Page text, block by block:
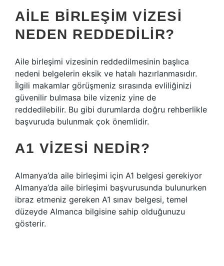
AILE BIRLEŞIM VIZESI
NEDEN REDDEDILIR?
Aile birleşimi vizesinin reddedilmesinin başlıca
nedeni belgelerin eksik ve hatalı hazırlanmasıdır.
İlgili makamlar görüşmeniz sırasında evliliğinizi
güvenilir bulmasa bile vizeniz yine de
reddedilebilir. Bu gibi durumlarda doğru rehberlikle
başvuruda bulunmak çok önemlidir.
A1 VIZESI NEDIR?
Almanya’da aile birleşimi için A1 belgesi gerekiyor
Almanya’da aile birleşimi başvurusunda bulunurken
ibraz etmeniz gereken A1 sınav belgesi, temel
düzeyde Almanca bilgisine sahip olduğunuzu
gösterir.